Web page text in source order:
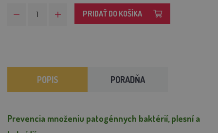
PRIDAŤ DO KOŠÍKA
POPIS PORADŇA
Prevencia množeniu patogénnych baktérií, plesní a